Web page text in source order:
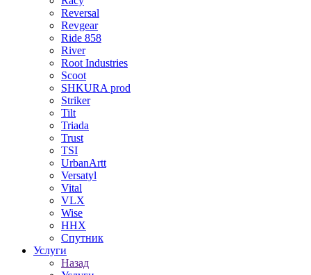
Reversal
Revgear
Ride 858
River
Root Industries
Scoot
SHKURA рrоd
Striker
Tilt
Triada
Trust
TSI
UrbanArtt
Versatyl
Vital
VLX
Wise
ННХ
Спутник
Услуги
Назад